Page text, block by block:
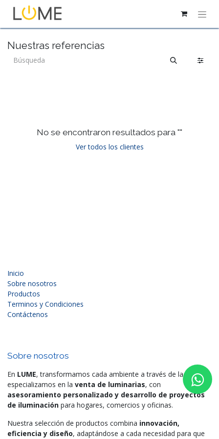
Nuestras referencias
No se encontraron resultados para ""
Ver todos los clientes
Inicio
Sobre nosotros
Productos
Terminos y Condiciones
Contáctenos
Sobre nosotros
En LUME, transformamos cada ambiente a través de la luz. Nos
especializamos en la venta de luminarias, con
asesoramiento personalizado y desarrollo de proyectos
de iluminación para hogares, comercios y oficinas.
Nuestra selección de productos combina innovación,
eficiencia y diseño, adaptándose a cada necesidad para que